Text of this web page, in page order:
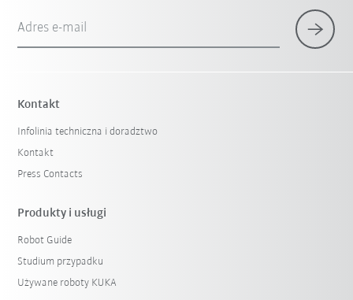
Adres e-mail
Kontakt
Infolinia techniczna i doradztwo
Kontakt
Press Contacts
Produkty i usługi
Robot Guide
Studium przypadku
Używane roboty KUKA